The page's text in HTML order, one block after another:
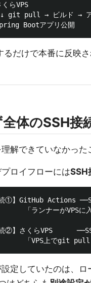
らVPS
git pull → ビルド →
るだけで本番に反映さ
全体のSSH接
解できていなかった
ロイフローにはSSH
続①】GitHub Actions
「ランナーがVPSに
続②】さくらVPS
設定していたのは、